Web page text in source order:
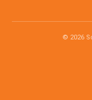
© 2026